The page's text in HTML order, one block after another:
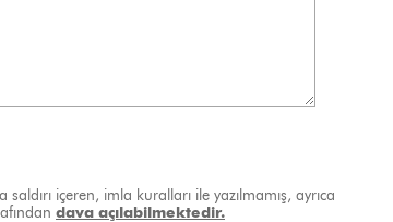
içeren, imla kuralları ile yazılmamış, ayrıca
dava açılabilmektedir.